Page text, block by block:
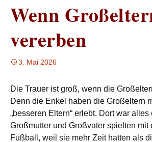
Wenn
vererben
3. Mai 2026
Die Trauer ist groß, wenn die
Denn die Enkel haben die Großeltern
„besseren Eltern“ erlebt. Dort war alles
Großmutter und Großvater spielten mit
Fußball, weil sie mehr Zeit hatten als